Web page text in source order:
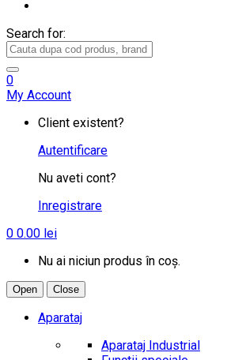
Search for:
0
My Account
Client existent?
Autentificare
Nu aveti cont?
Inregistrare
0 0.00 lei
Nu ai niciun produs în coș.
Open Close
Aparataj
Aparataj Industrial